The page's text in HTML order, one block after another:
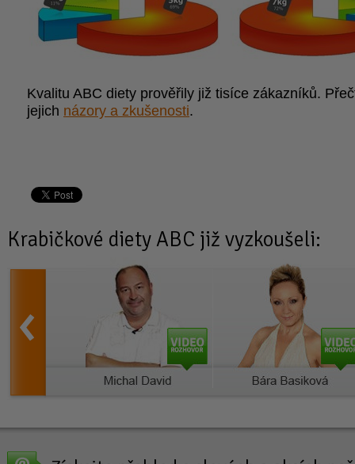
Kvalitu ABC diety prověřily již tisíce zákazníků.
jejich názory a zkušenosti.
Krabičkové diety ABC již vyzkoušeli: